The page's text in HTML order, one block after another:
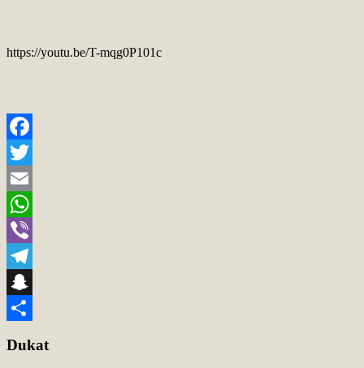
https://youtu.be/T-mqg0P101c
Facebook
Twitter
Email
WhatsApp
Viber
Telegram
Snapchat
Dukat